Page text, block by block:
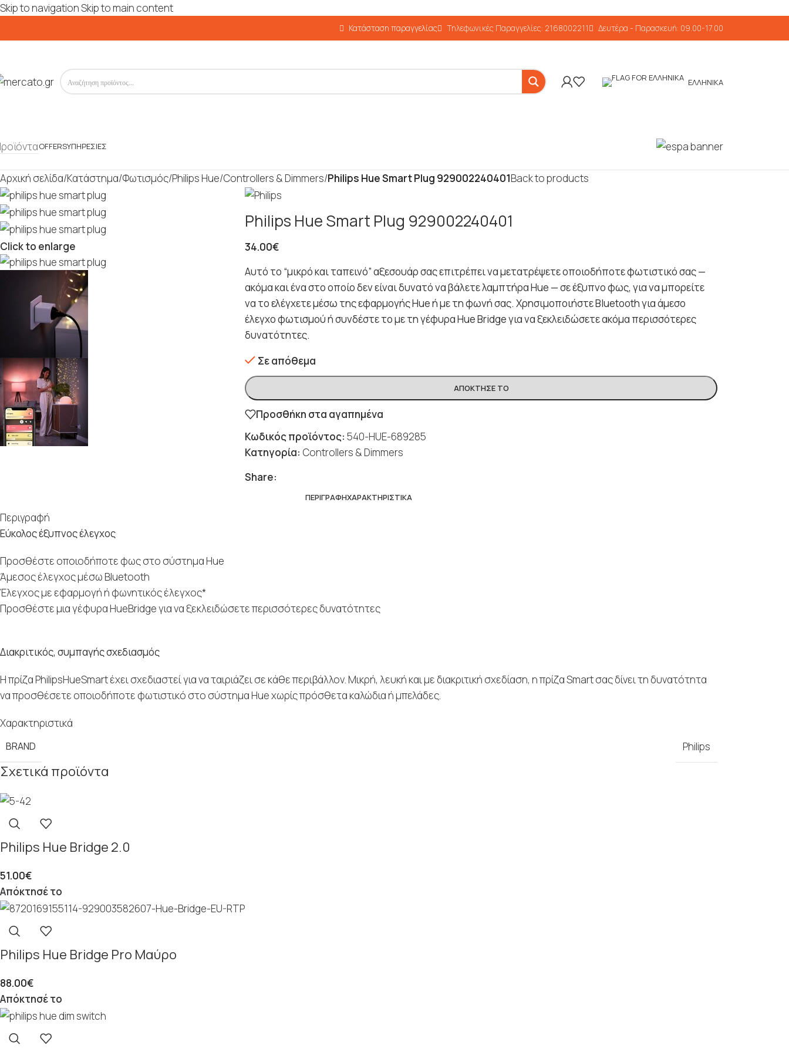
Skip to navigationSkip to main content
Κατάσταση παραγγελίας Τηλεφωνικές Παραγγελίες: 2168002211 Δευτέρα - Παρασκευή: 09.00-17.00
ΕΛΛΗΝΙΚΆ
OFFERSΥΠΗΡΕΣΊΕΣ
Αρχική σελίδα/Κατάστημα/Φωτισμός/Philips Hue/Controllers & Dimmers/Philips Hue Smart Plug 929002240401Back to products
Click to enlarge
Philips Hue Smart Plug 929002240401
34.00€
Αυτό το “μικρό και ταπεινό” αξεσουάρ σας επιτρέπει να μετατρέψετε οποιοδήποτε φωτιστικό σας —
ακόμα και ένα στο οποίο δεν είναι δυνατό να βάλετε λαμπτήρα Hue — σε έξυπνο φως, για να μπορείτε
να το ελέγχετε μέσω της εφαρμογής Hue ή με τη φωνή σας. Χρησιμοποιήστε Bluetooth για άμεσο
έλεγχο φωτισμού ή συνδέστε το με τη γέφυρα Hue Bridge για να ξεκλειδώσετε ακόμα περισσότερες
δυνατότητες.
Σε απόθεμα
ΑΠΌΚΤΗΣΈ ΤΟ
Προσθήκη στα αγαπημένα
Κωδικός προϊόντος:540-HUE-689285
Κατηγορία: Controllers & Dimmers
Share:
ΠΕΡΙΓΡΑΦΉΧΑΡΑΚΤΗΡΙΣΤΙΚΆ
Περιγραφή
Εύκολος έξυπνος έλεγχος
Προσθέστε οποιοδήποτε φως στο σύστημα Hue
Άμεσος έλεγχος μέσω Bluetooth
Έλεγχος με εφαρμογή ή φωνητικός έλεγχος*
Προσθέστε μια γέφυρα HueBridge για να ξεκλειδώσετε περισσότερες δυνατότητες
Διακριτικός, συμπαγής σχεδιασμός
Η πρίζα PhilipsHueSmart έχει σχεδιαστεί για να ταιριάζει σε κάθε περιβάλλον. Μικρή, λευκή και με διακριτική σχεδίαση, η πρίζα Smart σας δίνει τη δυνατότητα
να προσθέσετε οποιοδήποτε φωτιστικό στο σύστημα Hue χωρίς πρόσθετα καλώδια ή μπελάδες.
Χαρακτηριστικά
BRAND Philips
Σχετικά προϊόντα
Philips Hue Bridge 2.0
51.00€
Απόκτησέ το
Philips Hue Bridge Pro Μαύρο
88.00€
Απόκτησέ το